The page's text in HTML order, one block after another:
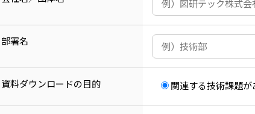
部署名
資料ダウンロードの目的 関連する技術課題が